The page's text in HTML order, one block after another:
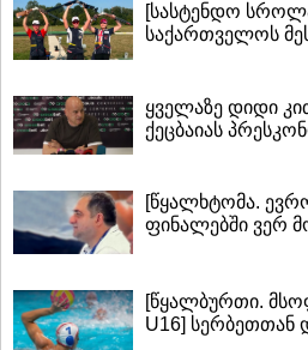
[სასტენდო
საქართველოს
ყველაზე დიდი
ქეცბაიას
[წყალხტომა.
ფინალებში ვერ
[წყალბურთი.
U16] სერბეთთან